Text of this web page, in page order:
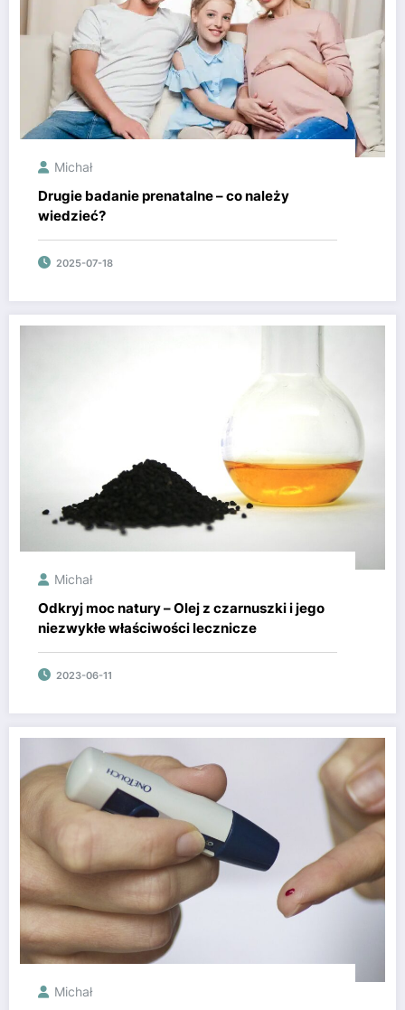
Michał
Drugie badanie prenatalne – co należy
wiedzieć?
2025-07-18
Michał
Odkryj moc natury – Olej z czarnuszki i jego
niezwykłe właściwości lecznicze
2023-06-11
Michał